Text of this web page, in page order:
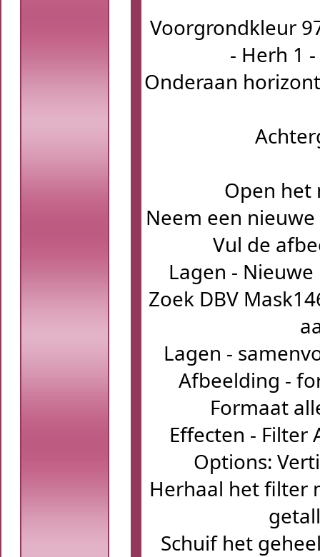
Voorgrondkleur
- Herh 1
Onderaan
Open het
Neem een
Vul de
Lagen -
Zoek DBV
Lagen -
Afbeelding -
Formaat
Effecten - Filter
Options:
Herhaal het filter
Schuif het